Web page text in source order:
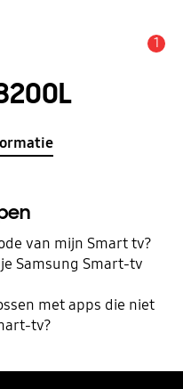
1
van mijn Smart tv?
Samsung Smart-tv
met apps die niet
tv?